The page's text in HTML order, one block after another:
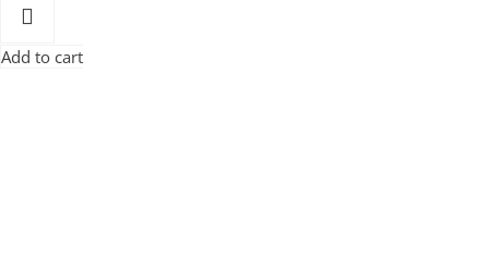
Add to cart